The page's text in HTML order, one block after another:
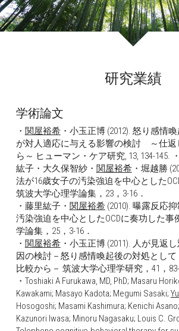
Psychological Eyes
研究業績
学術論文
・ 関屋裕希・小玉正博 (2012). 怒り感情
が対人適応に与える影響の検討　～仕
ら～ ヒューマン・ケア研究, 13, 134-145.
紘子・大久保智紗・ 関屋裕希・堀越勝
法が16歳女子の汚染強迫を中心とした
筑波大学心理学論集，23，3-16．
・藤里紘子・ 関屋裕希 (2010). 曝露反応
汚染強迫を中心としたOCDに奏功した
学論集，25，3-16．
・ 関屋裕希・小玉正博 (2011). 人が見返
因の検討－怒り感情喚起後の対処とし
比較から－ 筑波大学心理学研究，41，83-
・Toshiaki A Furukawa, MD, PhD; Masaru
Kawakami; Masayo Kadota; Megumi Sasaki;
Hosogoshi; Masami Kashimura; Kenichi
Kazunori Iwasa; Minoru Nagasaku; Louis C.